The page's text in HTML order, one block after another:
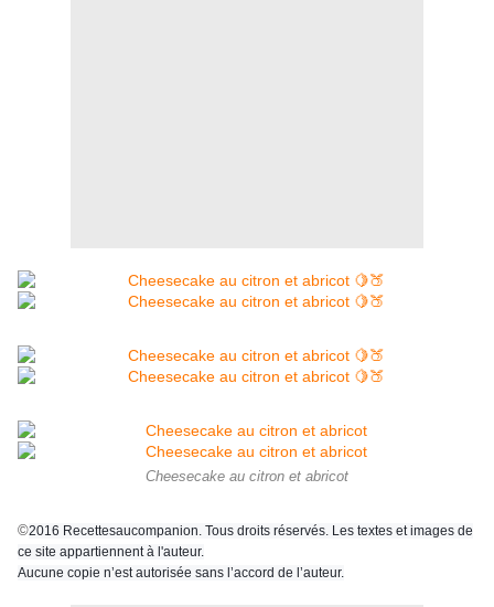
Cheesecake au citron et abricot
©2016 Recettesaucompanion. Tous droits réservés. Les textes et images de
ce site appartiennent à l'auteur.
Aucune copie n’est autorisée sans l’accord de l’auteur.